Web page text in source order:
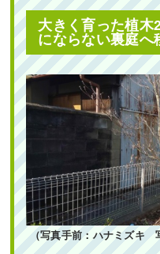
大きく育った植木
にならない裏庭へ
（写真手前：ハナミズキ